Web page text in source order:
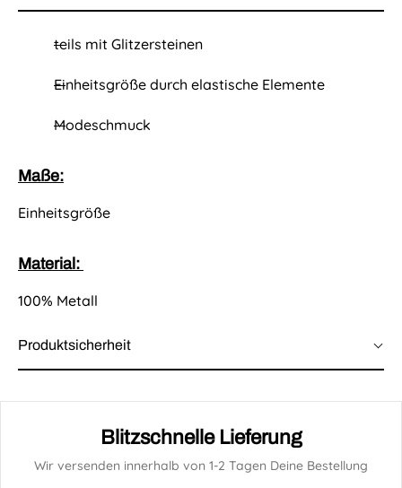
s
teils mit Glitzersteinen
Einheitsgröße durch elastische Elemente
Modeschmuck
Maße:
Einheitsgröße
Material:
100% Metall
Produktsicherheit
Blitzschnelle Lieferung
Wir versenden innerhalb von 1-2 Tagen Deine Bestellung